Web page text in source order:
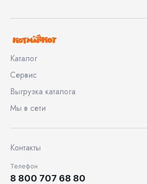
Каталог
Сервис
Выгрузка каталога
Мы в сети
Контакты
Телефон
8 800 707 68 80